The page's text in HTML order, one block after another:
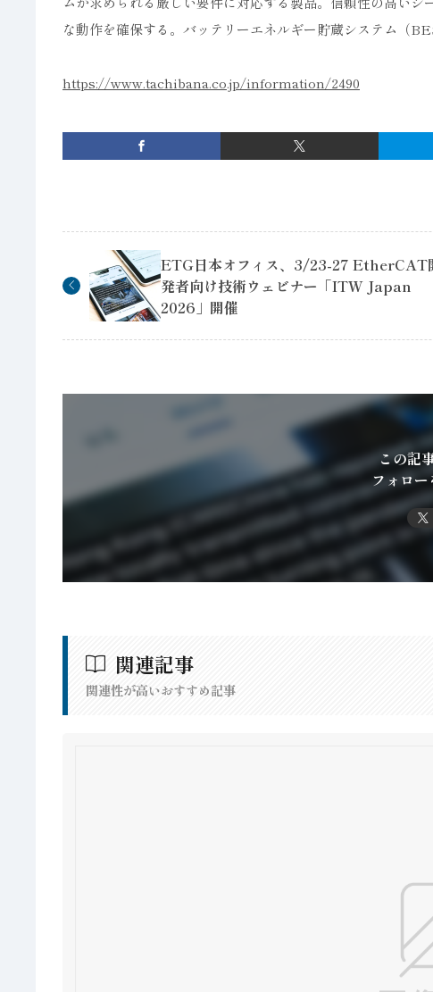
な動作を確保する。バッテリーエネルギー貯蔵システム（
https://www.tachibana.co.jp/information/2490
ETG日本オフィス、3/23-27 EtherCAT
発者向け技術ウェビナー「ITW Japan
2026」開催
この記
フォロ
関連記事
関連性が高いおすすめ記事